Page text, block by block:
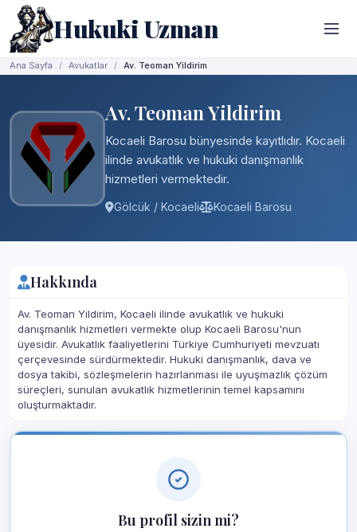
Hukuki Uzman
Ana Sayfa Avukatlar Av. Teoman Yildirim
Av. Teoman Yildirim
Kocaeli Barosu bünyesinde kayıtlıdır. Kocaeli
ilinde avukatlık ve hukuki danışmanlık
hizmetleri vermektedir.
Gölcük / Kocaeli Kocaeli Barosu
Hakkında
Av. Teoman Yildirim, Kocaeli ilinde avukatlık ve hukuki
danışmanlık hizmetleri vermekte olup Kocaeli Barosu'nun
üyesidir. Avukatlık faaliyetlerini Türkiye Cumhuriyeti mevzuatı
çerçevesinde sürdürmektedir. Hukuki danışmanlık, dava ve
dosya takibi, sözleşmelerin hazırlanması ile uyuşmazlık çözüm
süreçleri, sunulan avukatlık hizmetlerinin temel kapsamını
oluşturmaktadır.
Bu profil sizin mi?